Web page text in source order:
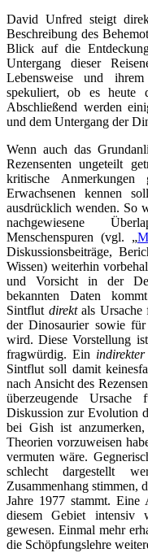
David Unfred steigt
Beschreibung des
Blick auf die
Untergang dieser
Lebensweise und
spekuliert, ob es heute
Abschließend werden
und dem Untergang der
Wenn auch das
Rezensenten ungeteilt
kritische
Erwachsenen kennen
ausdrücklich wenden. So
nachgewiesene
Menschenspuren (vgl. „
Diskussionsbeiträge,
Wissen) weiterhin
und Vorsicht in der
bekannten Daten
Sintflut direkt als Ursache
der Dinosaurier sowie
wird. Diese Vorstellung
fragwürdig. Ein indirekter
Sintflut soll damit
nach Ansicht des
überzeugende
Diskussion zur Evolution
bei Gish ist
Theorien vorzuweisen
vermuten wäre.
schlecht dargestellt
Zusammenhang stimmen,
Jahre 1977 stammt. Eine
diesem Gebiet intensiv
gewesen. Einmal mehr
die Schöpfungslehre